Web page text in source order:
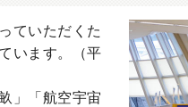
ていただくた
います。（平
」「航空宇宙